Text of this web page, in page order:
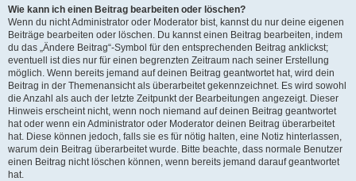
Wie kann ich einen Beitrag bearbeiten oder löschen?
Wenn du nicht Administrator oder Moderator bist, kannst du nur deine eigenen
Beiträge bearbeiten oder löschen. Du kannst einen Beitrag bearbeiten, indem
du das „Ändere Beitrag“-Symbol für den entsprechenden Beitrag anklickst;
eventuell ist dies nur für einen begrenzten Zeitraum nach seiner Erstellung
möglich. Wenn bereits jemand auf deinen Beitrag geantwortet hat, wird dein
Beitrag in der Themenansicht als überarbeitet gekennzeichnet. Es wird sowohl
die Anzahl als auch der letzte Zeitpunkt der Bearbeitungen angezeigt. Dieser
Hinweis erscheint nicht, wenn noch niemand auf deinen Beitrag geantwortet
hat oder wenn ein Administrator oder Moderator deinen Beitrag überarbeitet
hat. Diese können jedoch, falls sie es für nötig halten, eine Notiz hinterlassen,
warum dein Beitrag überarbeitet wurde. Bitte beachte, dass normale Benutzer
einen Beitrag nicht löschen können, wenn bereits jemand darauf geantwortet
hat.